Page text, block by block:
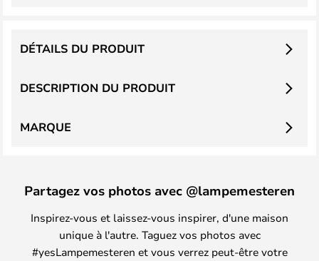
DESCRIPTION DU PRODUIT
DÉTAILS DU PRODUIT
MARQUE
Partagez vos photos avec @lampemesteren
Inspirez-vous et laissez-vous inspirer, d'une maison
unique à l'autre. Taguez vos photos avec
#yesLampemesteren et vous verrez peut-être votre